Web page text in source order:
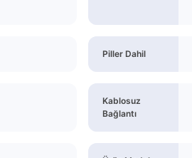
Piller Dahil
Kablosuz
Bağlantı